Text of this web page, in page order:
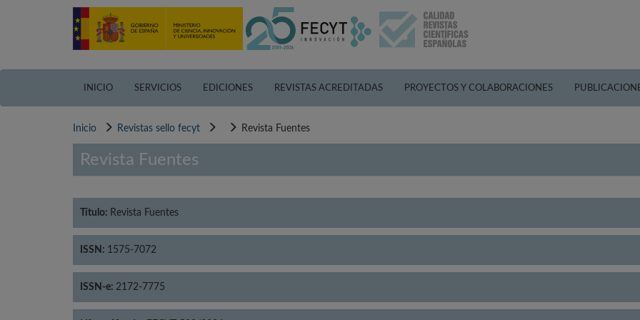
INICIO SERVICIOS EDICIONES REVISTAS ACREDITADAS PROYECTOS Y COLABORACIONES
Inicio Revistas sello fecyt Revista Fuentes
Revista Fuentes
Título: Revista Fuentes
ISSN: 1575-7072
ISSN-e: 2172-7775